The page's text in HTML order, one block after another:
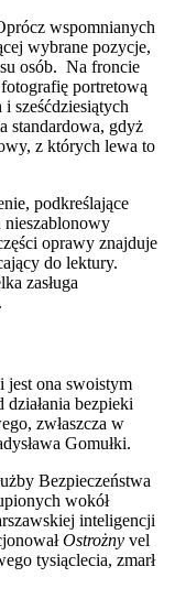
wspomnianych
wybrane pozycje,
osób. Na froncie
portretową
sześćdziesiątych
standardowa, gdyż
z których lewa to
podkreślające
nieszablonowy
oprawy znajduje
do lektury.
zasługa
jest ona swoistym
bezpieki
zwłaszcza w
Gomułki.
Bezpieczeństwa
wokół
inteligencji
Ostrożny vel
tysiąclecia, zmarł